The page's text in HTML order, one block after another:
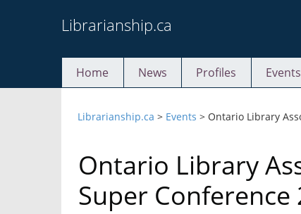
to
Librarianship.ca
Home News Profiles Events
Librarianship.ca > Events > Ontario Library
Ontario Library
Super Conference